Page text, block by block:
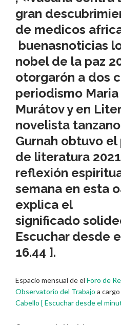
gran
de medicos
buenasnoticias
nobel de la paz
otorgarón a dos
periodismo
Murátov y en
novelista
Gurnah obtuvo
de literatura
reflexión
semana en esta
explica el
significado
Escuchar desde
16.44 ].
Espacio mensual de el Foro de
Observatorio del Trabajo a
Cabello [ Escuchar desde el